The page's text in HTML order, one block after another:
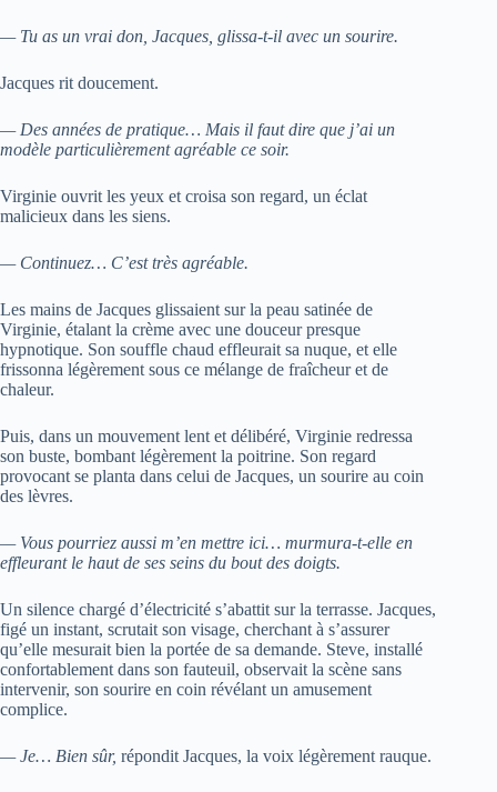
— Tu as un vrai don, Jacques, glissa-t-il avec un sourire.
Jacques rit doucement.
— Des années de pratique… Mais il faut dire que j’ai un
modèle particulièrement agréable ce soir.
Virginie ouvrit les yeux et croisa son regard, un éclat
malicieux dans les siens.
— Continuez… C’est très agréable.
Les mains de Jacques glissaient sur la peau satinée de
Virginie, étalant la crème avec une douceur presque
hypnotique. Son souffle chaud effleurait sa nuque, et elle
frissonna légèrement sous ce mélange de fraîcheur et de
chaleur.
Puis, dans un mouvement lent et délibéré, Virginie redressa
son buste, bombant légèrement la poitrine. Son regard
provocant se planta dans celui de Jacques, un sourire au coin
des lèvres.
— Vous pourriez aussi m’en mettre ici… murmura-t-elle en
effleurant le haut de ses seins du bout des doigts.
Un silence chargé d’électricité s’abattit sur la terrasse. Jacques,
figé un instant, scrutait son visage, cherchant à s’assurer
qu’elle mesurait bien la portée de sa demande. Steve, installé
confortablement dans son fauteuil, observait la scène sans
intervenir, son sourire en coin révélant un amusement
complice.
— Je… Bien sûr, répondit Jacques, la voix légèrement rauque.